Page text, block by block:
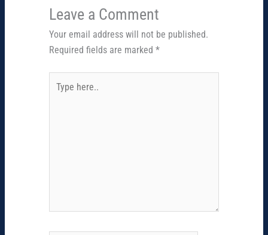
Leave a Comment
Your email address will not be published.
Required fields are marked *
here..